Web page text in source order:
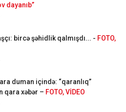
dayanıb”
bircə şəhidlik qalmışdı... - FOTO,
duman içində: “qaranlıq”
qara xəbər – FOTO, VİDEO